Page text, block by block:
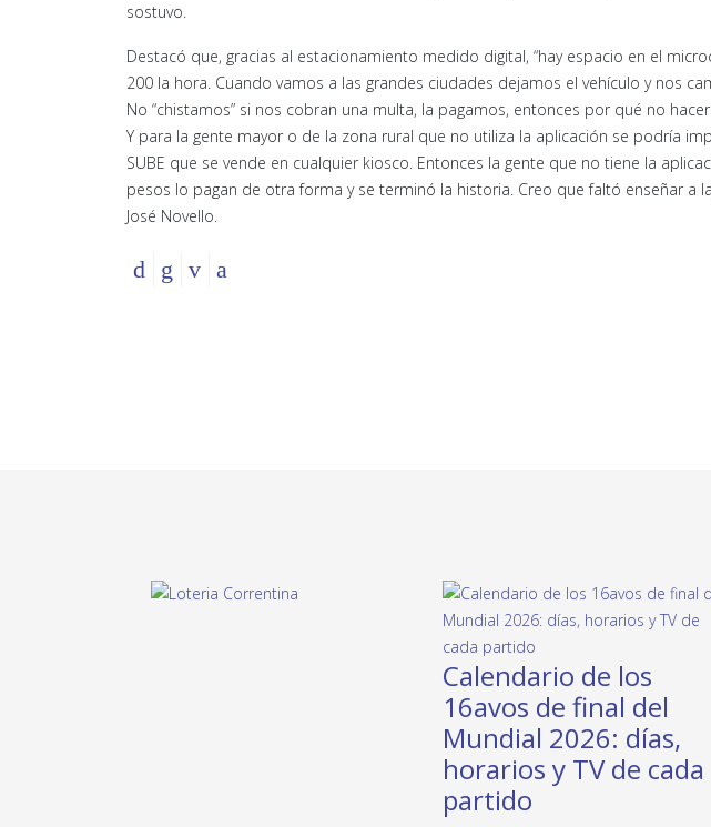
sostuvo.
Destacó que, gracias al estacionamiento medido digital, “hay espacio en el
200 la hora. Cuando vamos a las grandes ciudades dejamos el vehículo y nos
No “chistamos” si nos cobran una multa, la pagamos, entonces por qué no
Y para la gente mayor o de la zona rural que no utiliza la aplicación se podría
SUBE que se vende en cualquier kiosco. Entonces la gente que no tiene la
pesos lo pagan de otra forma y se terminó la historia. Creo que faltó enseñar a
José Novello.
Calendario de los
16avos de final del
Mundial 2026: días,
horarios y TV de cada
partido